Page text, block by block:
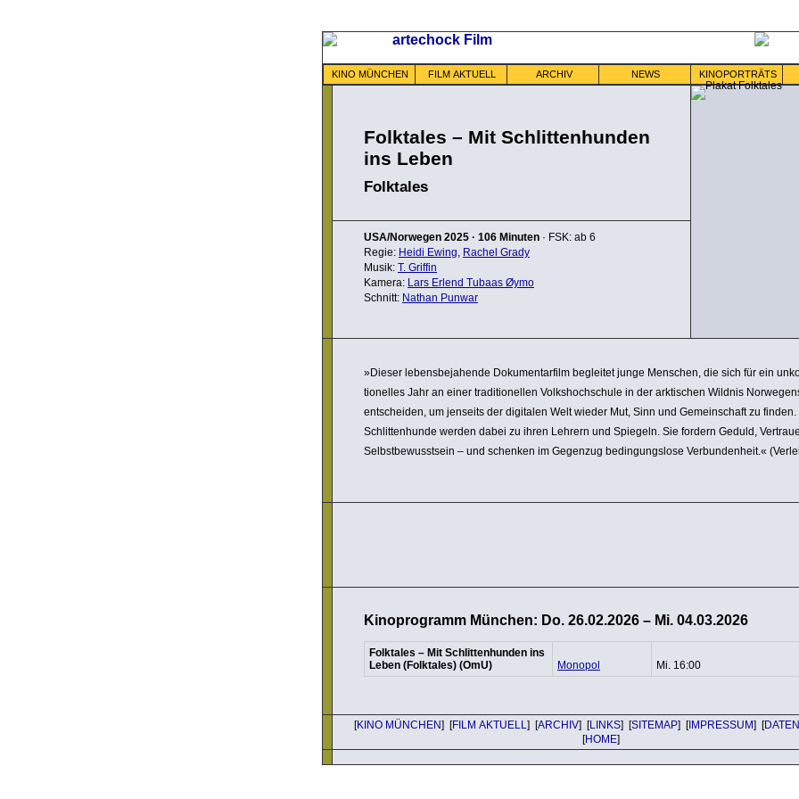
KINO MÜNCHEN FILM AKTUELL ARCHIV NEWS KINOPORTRÄTS
Folktales – Mit Schlittenhunden
ins Leben
Folktales
USA/Norwegen 2025 · 106 Minuten · FSK: ab 6
Regie: Heidi Ewing, Rachel Grady
Musik: T. Griffin
Kamera: Lars Erlend Tubaas Øymo
Schnitt: Nathan Punwar
»Dieser lebens­be­ja­hende Doku­men­tar­film begleitet junge Menschen, die sich für ein
tio­nelles Jahr an einer tradi­tio­nellen Volks­hoch­schule in der arkti­schen Wildnis
entscheiden, um jenseits der digitalen Welt wieder Mut, Sinn und Gemein­schaft zu finden.
Schlit­ten­hunde werden dabei zu ihren Lehrern und Spiegeln. Sie fordern Geduld,
Selbst­be­wusst­sein – und schenken im Gegenzug bedin­gungs­lose Verbun­den­heit.«
Kinoprogramm München: Do. 26.02.2026 – Mi. 04.03.2026
Folktales – Mit Schlit­ten­hunden ins
Leben (Folktales) (OmU)
Monopol Mi. 16:00
[KINO MÜNCHEN] [FILM AKTUELL ] [ARCHIV] [LINKS] [SITEMAP] [IMPRESSUM] [
[HOME]